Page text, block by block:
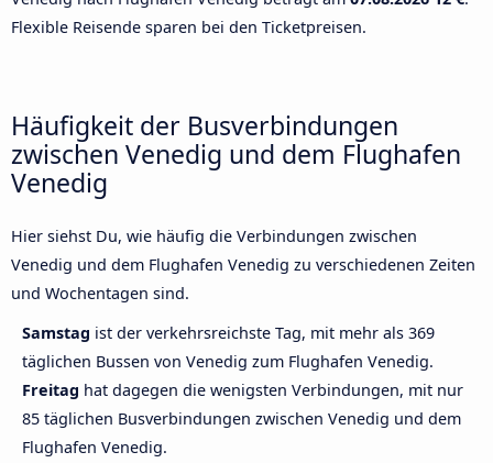
Flexible Reisende sparen bei den Ticketpreisen.
Häufigkeit der Busverbindungen
zwischen Venedig und dem Flughafen
Venedig
Hier siehst Du, wie häufig die Verbindungen zwischen
Venedig und dem Flughafen Venedig zu verschiedenen Zeiten
und Wochentagen sind.
Samstag ist der verkehrsreichste Tag, mit mehr als 369
täglichen Bussen von Venedig zum Flughafen Venedig.
Freitag hat dagegen die wenigsten Verbindungen, mit nur
85 täglichen Busverbindungen zwischen Venedig und dem
Flughafen Venedig.